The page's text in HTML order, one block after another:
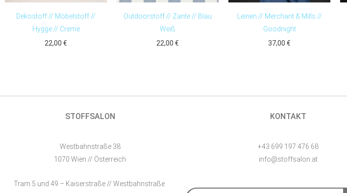
Dekostoff // Möbelstoff //
Hygge // Creme
22,00 €
Outdoorstoff // Zante // Blau
Weiß
22,00 €
Leinen // Merchant & Mills //
Goodnight
37,00 €
STOFFSALON
Westbahnstraße 38
1070 Wien // Österreich
Tram 5 und 49 – Kaiserstraße // Westbahnstraße
KONTAKT
+43 699 197 476 68
info@stoffsalon.at